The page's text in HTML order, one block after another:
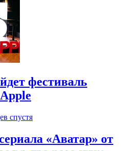
фестиваль
спустя
«Аватар» от